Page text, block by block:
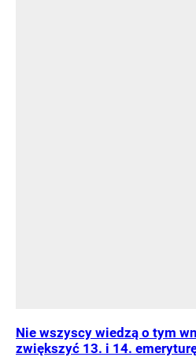
Nie wszyscy wiedzą o tym
zwiększyć 13. i 14.